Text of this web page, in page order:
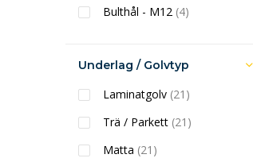
Bulthål - M12 (4)
Underlag / Golvtyp
Laminatgolv (21)
Trä / Parkett (21)
Matta (21)